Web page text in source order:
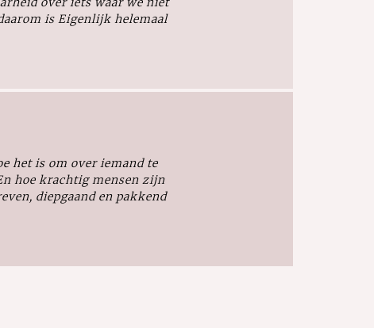
is Eigenlijk helemaal
het is om over iemand te
hoe krachtig mensen zijn
diepgaand en pakkend